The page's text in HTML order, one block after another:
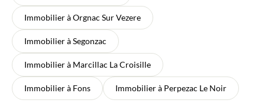
Immobilier à Orgnac Sur Vezere
Immobilier à Segonzac
Immobilier à Marcillac La Croisille
Immobilier à Fons Immobilier à Perpezac Le Noir